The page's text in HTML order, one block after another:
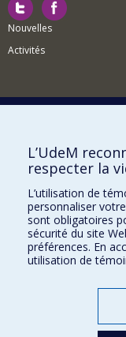
Nouvelles
Activités
Comment soutenir le
BESOIN D'AIDE?
Plan du site
Signaler une erreur
Accessibilité
FACULTÉ DES ARTS ET
Nos départements et
L’UdeM
respecter la
L’utilisation de
personnaliser
sont obligatoires
sécurité du site
préférences. En
utilisation de